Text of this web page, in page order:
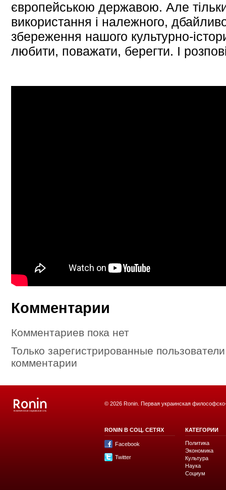
європейською державою. Але
використання і належного,
збереження нашого культурно-
любити, поважати, берегти. І
Комментарии
Комментариев пока нет
Только зарегистрированные
комментарии
© 2026 Ronin. Первая украинская
RONIN В СОЦ. СЕТЯХ
Facebook
Twitter
КАТЕГОРИИ
Политика
Экономика
Культура
Наука
Социум